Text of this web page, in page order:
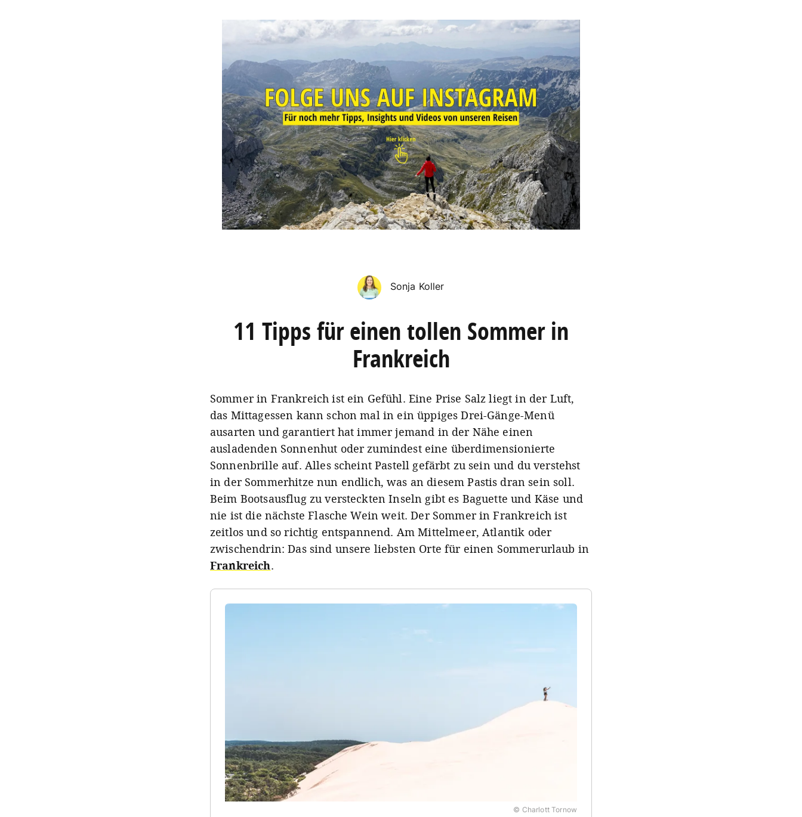
Sonja Koller
11 Tipps für einen tollen Sommer in
Frankreich
Sommer in Frankreich ist ein Gefühl. Eine Prise Salz liegt in der Luft,
das Mittagessen kann schon mal in ein üppiges Drei-Gänge-Menü
ausarten und garantiert hat immer jemand in der Nähe einen
ausladenden Sonnenhut oder zumindest eine überdimensionierte
Sonnenbrille auf. Alles scheint Pastell gefärbt zu sein und du verstehst
in der Sommerhitze nun endlich, was an diesem Pastis dran sein soll.
Beim Bootsausflug zu versteckten Inseln gibt es Baguette und Käse und
nie ist die nächste Flasche Wein weit. Der Sommer in Frankreich ist
zeitlos und so richtig entspannend. Am Mittelmeer, Atlantik oder
zwischendrin: Das sind unsere liebsten Orte für einen Sommerurlaub in
Frankreich.
© Charlott Tornow